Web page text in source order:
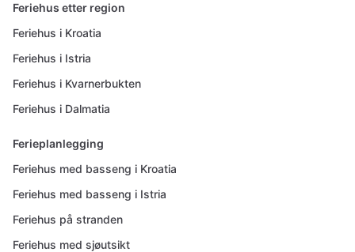
Feriehus etter region
Feriehus i Kroatia
Feriehus i Istria
Feriehus i Kvarnerbukten
Feriehus i Dalmatia
Ferieplanlegging
Feriehus med basseng i Kroatia
Feriehus med basseng i Istria
Feriehus på stranden
Feriehus med sjøutsikt